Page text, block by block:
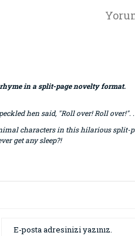
in a split-page novelty format.
hen said, "Roll over! Roll over!". .
characters in this hilarious split-
get any sleep?!
görüntülenemiyor.